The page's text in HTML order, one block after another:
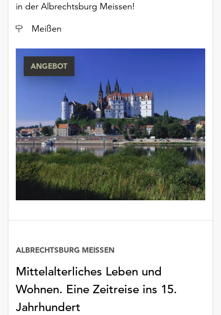
in der Albrechtsburg Meissen!
Ort
Meißen
ANGEBOT
Mittelalterliches Leben und
Wohnen. Eine Zeitreise ins 15.
Jahrhundert
ALBRECHTSBURG MEISSEN